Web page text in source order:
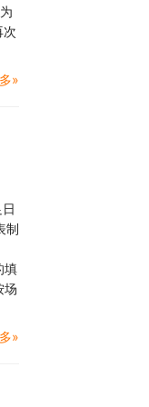
次
»
制
填
场
»